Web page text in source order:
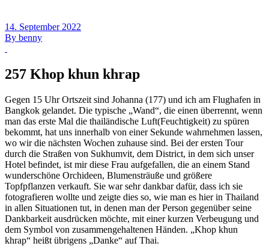
14. September 2022
By benny
257 Khop khun khrap
Gegen 15 Uhr Ortszeit sind Johanna (177) und ich am Flughafen in
Bangkok gelandet. Die typische „Wand“, die einen überrennt, wenn
man das erste Mal die thailändische Luft(Feuchtigkeit) zu spüren
bekommt, hat uns innerhalb von einer Sekunde wahrnehmen lassen,
wo wir die nächsten Wochen zuhause sind. Bei der ersten Tour
durch die Straßen von Sukhumvit, dem District, in dem sich unser
Hotel befindet, ist mir diese Frau aufgefallen, die an einem Stand
wunderschöne Orchideen, Blumensträuße und größere
Topfpflanzen verkauft. Sie war sehr dankbar dafür, dass ich sie
fotografieren wollte und zeigte dies so, wie man es hier in Thailand
in allen Situationen tut, in denen man der Person gegenüber seine
Dankbarkeit ausdrücken möchte, mit einer kurzen Verbeugung und
dem Symbol von zusammengehaltenen Händen. „Khop khun
khrap“ heißt übrigens „Danke“ auf Thai.